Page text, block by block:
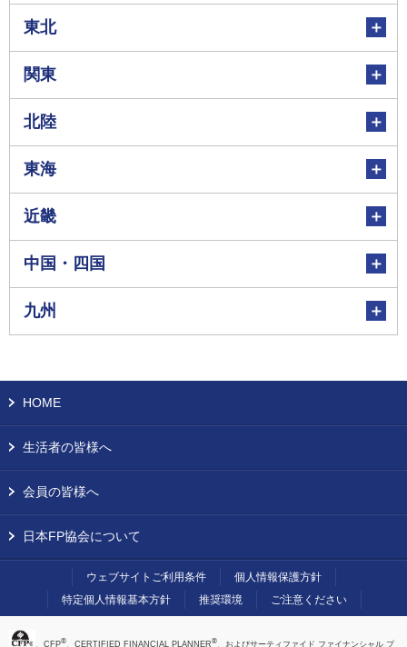
東北
関東
北陸
東海
近畿
中国・四国
九州
HOME
生活者の皆様へ
会員の皆様へ
日本FP協会について
ウェブサイトご利用条件
個人情報保護方針
特定個人情報基本方針
推奨環境 ご注意ください
、CFP® 、CERTIFIED FINANCIAL PLANNER® 、およびサーティファイド ファイナンシャル プ